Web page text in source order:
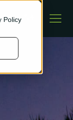
Policy